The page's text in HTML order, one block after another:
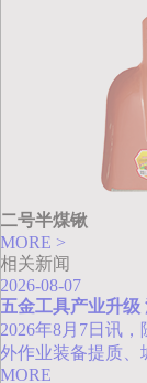
二号半煤锹
MORE >
相关新闻
2026-08-07
五金工具产业升级
2026年8月7日讯
外作业装备提质
MORE